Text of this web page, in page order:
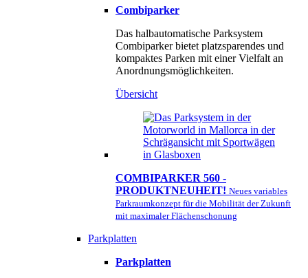
Combiparker
Das halbautomatische Parksystem
Combiparker bietet platzsparendes und
kompaktes Parken mit einer Vielfalt an
Anordnungsmöglichkeiten.
Übersicht
COMBIPARKER 560 -
PRODUKTNEUHEIT! Neues variables
Parkraumkonzept für die Mobilität der Zukunft
mit maximaler Flächenschonung
Parkplatten
Parkplatten